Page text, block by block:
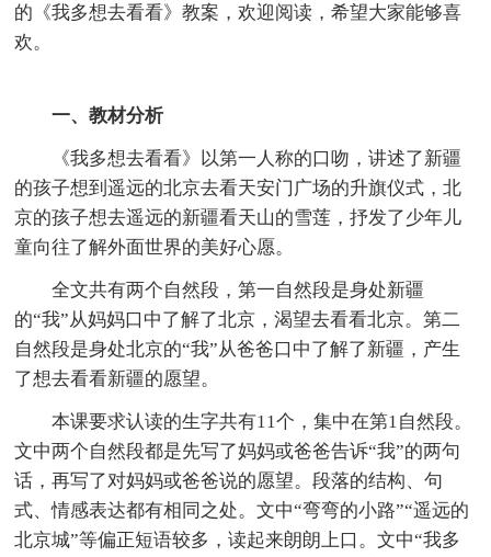
的《我多想去看看》教案，欢迎阅读，希望大家能够喜
欢。
一、教材分析
《我多想去看看》以第一人称的口吻，讲述了新疆
的孩子想到遥远的北京去看天安门广场的升旗仪式，北
京的孩子想去遥远的新疆看天山的雪莲，抒发了少年儿
童向往了解外面世界的美好心愿。
全文共有两个自然段，第一自然段是身处新疆
的“我”从妈妈口中了解了北京，渴望去看看北京。第二
自然段是身处北京的“我”从爸爸口中了解了新疆，产生
了想去看看新疆的愿望。
本课要求认读的生字共有11个，集中在第1自然段。
文中两个自然段都是先写了妈妈或爸爸告诉“我”的两句
话，再写了对妈妈或爸爸说的愿望。段落的结构、句
式、情感表达都有相同之处。文中“弯弯的小路”“遥远的
北京城”等偏正短语较多，读起来朗朗上口。文中“我多